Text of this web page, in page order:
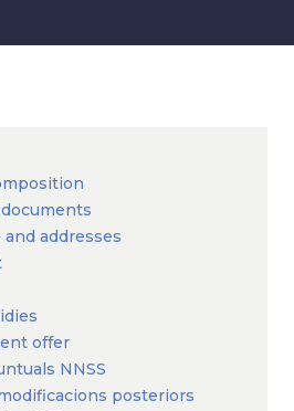
addresses
offer
NNSS
posteriors